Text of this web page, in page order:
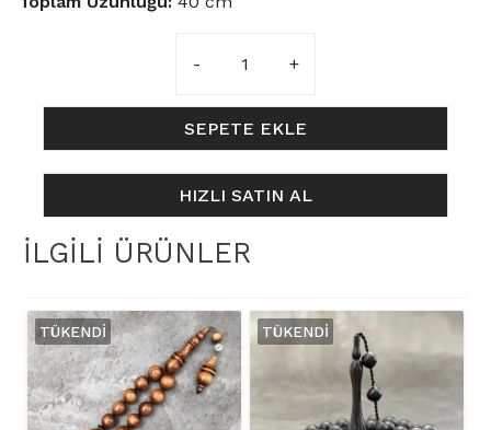
Mevlevi
Yılan
Ağacı
Tesbih
adet
SEPETE EKLE
HIZLI SATIN AL
İLGILI ÜRÜNLER
TÜKENDI TÜKENDI